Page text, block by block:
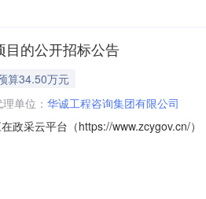
目的公开招标公告
算34.50万元
单位： 华诚工程咨询集团有限公司
政采云平台（https://www.zcygov.cn/
格描述或项目基本概况介绍、用途：